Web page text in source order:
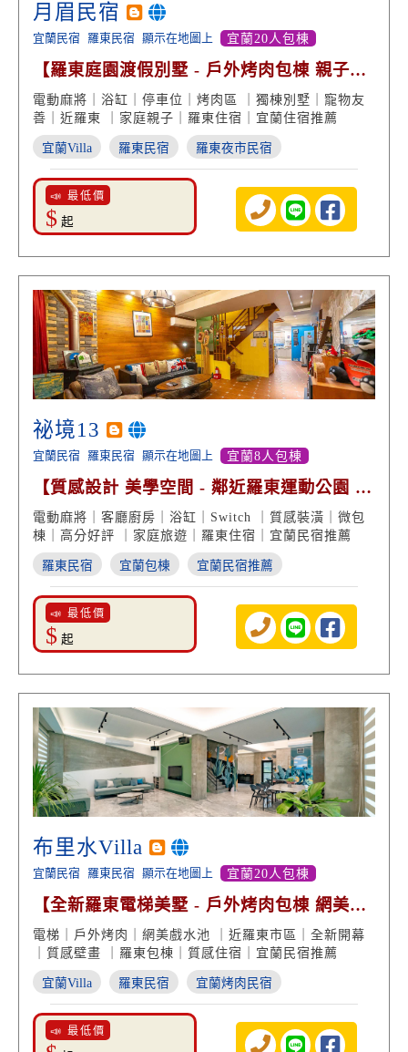
月眉民宿
宜蘭民宿 羅東民宿 顯示在地圖上 宜蘭20人包棟
【羅東庭園渡假別墅 - 戶外烤肉包棟 親子遊
戲 泡澡浴缸】
電動麻將｜浴缸｜停車位｜烤肉區 ｜獨棟別墅｜寵物友
善｜近羅東 ｜家庭親子｜羅東住宿｜宜蘭住宿推薦
宜蘭Villa 羅東民宿 羅東夜市民宿
📣 最低價
$ 起
祕境13
宜蘭民宿 羅東民宿 顯示在地圖上 宜蘭8人包棟
【質感設計 美學空間 - 鄰近羅東運動公園 高
分好評】
電動麻將｜客廳廚房｜浴缸｜Switch ｜質感裝潢｜微包
棟｜高分好評 ｜家庭旅遊｜羅東住宿｜宜蘭民宿推薦
羅東民宿 宜蘭包棟 宜蘭民宿推薦
📣 最低價
$ 起
布里水Villa
宜蘭民宿 羅東民宿 顯示在地圖上 宜蘭20人包棟
【全新羅東電梯美墅 - 戶外烤肉包棟 網美戲
水池】
電梯｜戶外烤肉｜網美戲水池 ｜近羅東市區｜全新開幕
｜質感壁畫 ｜羅東包棟｜質感住宿｜宜蘭民宿推薦
宜蘭Villa 羅東民宿 宜蘭烤肉民宿
📣 最低價